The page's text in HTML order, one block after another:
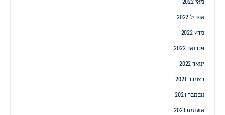
מאי 2022
אפריל 2022
מרץ 2022
פברואר 2022
ינואר 2022
דצמבר 2021
נובמבר 2021
אוגוסט 2021